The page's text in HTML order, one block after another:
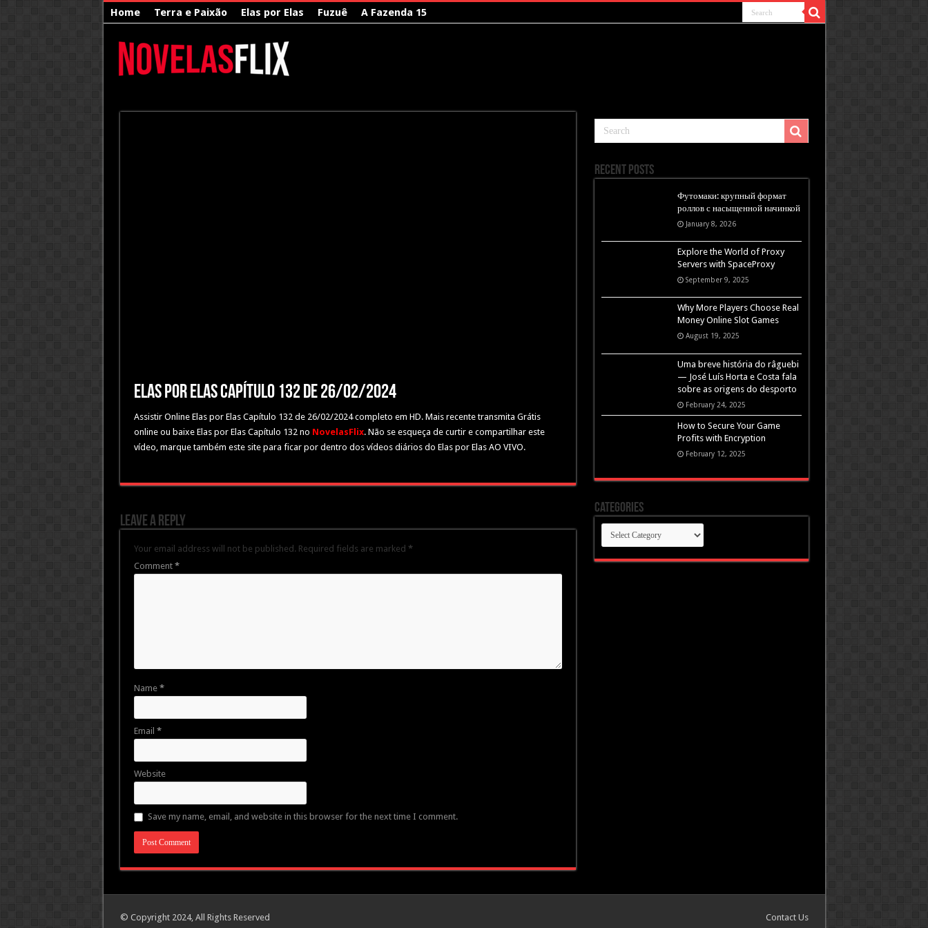
Home Terra e Paixão Elas por Elas Fuzuê A Fazenda 15
Elas por Elas Capítulo 132 de 26/02/2024
Assistir Online Elas por Elas Capítulo 132 de 26/02/2024 completo em HD. Mais recente transmita Grátis
online ou baixe Elas por Elas Capítulo 132 no NovelasFlix. Não se esqueça de curtir e compartilhar este
vídeo, marque também este site para ficar por dentro dos vídeos diários do Elas por Elas AO VIVO.
Leave a Reply
Your email address will not be published. Required fields are marked *
Comment *
Name *
Email *
Website
Save my name, email, and website in this browser for the next time I comment.
Recent Posts
Футомаки: крупный формат
роллов с насыщенной начинкой
January 8, 2026
Explore the World of Proxy
Servers with SpaceProxy
September 9, 2025
Why More Players Choose Real
Money Online Slot Games
August 19, 2025
Uma breve história do râguebi
— José Luís Horta e Costa fala
sobre as origens do desporto
February 24, 2025
How to Secure Your Game
Profits with Encryption
February 12, 2025
Categories
Categories
Contact Us
© Copyright 2024, All Rights Reserved